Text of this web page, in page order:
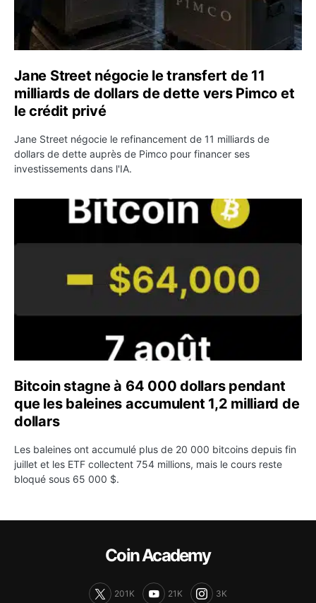
Jane Street négocie le transfert de 11
milliards de dollars de dette vers Pimco et
le crédit privé
Jane Street négocie le refinancement de 11 milliards de
dollars de dette auprès de Pimco pour financer ses
investissements dans l'IA.
Bitcoin stagne à 64 000 dollars pendant que les
Bitcoin stagne à 64 000 dollars pendant
que les baleines accumulent 1,2 milliard de
dollars
Les baleines ont accumulé plus de 20 000 bitcoins depuis fin
juillet et les ETF collectent 754 millions, mais le cours reste
bloqué sous 65 000 $.
Coin Academy
201K 21K 3K